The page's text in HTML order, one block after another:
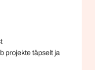
projekte täpselt ja